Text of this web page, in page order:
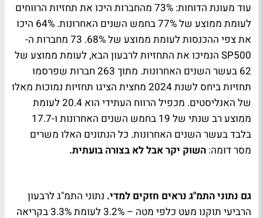
עוד מעונת הדוחות: 73% מהחברות היכו את תחזיות הרווחים
לעומת ממוצע של 77% בחמש השנים האחרונות. 64% היכו
את צפי ההכנסות לעומת ממוצע של 68%. 73 מחברות ה-
SP500 הנמיכו את התחזיות לרבעון הבא, לעומת ממוצע של
62 בעשר השנים האחרונות. מתוך 263 חברות שפרסמו
תחזיות ביחס לשנת 2024 מחצית הציגו תחזיות נמוכות מאלו
של האנליסטים. מכפיל הרווח העתידי הוא 20.4 לעומת
ממוצע רב שנתי של 19 בחמש השנים האחרונות ו-17.7
בלבד בעשר השנים האחרונות. כל הנתונים האלו משרים
מסר דומה: השוק יקר אבל לא בצורה בועתית.
גם נתוני התמ"ג נראים חזקים למדי. נתוני התמ"ג לרבעון
הרביעי תוקנו מעט כלפי מטה – 3.2% לעומת 3.3% בקריאה